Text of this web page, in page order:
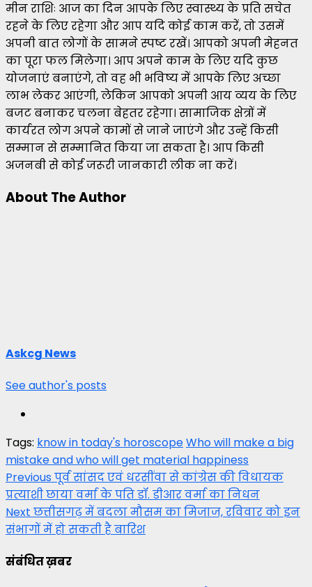
मीन राशिः आज का दिन आपके लिए स्वास्थ्य के प्रति सचेत
रहने के लिए रहेगा और आप यदि कोई काम करें, तो उसमें
अपनी बात लोगों के सामने स्पष्ट रखें। आपको अपनी मेहनत
का पूरा फल मिलेगा। आप अपने काम के लिए यदि कुछ
योजनाएं बनाएंगे, तो वह भी भविष्य में आपके लिए अच्छा
लाभ लेकर आएंगी, लेकिन आपको अपनी आय व्यय के लिए
बजट बनाकर चलना बेहतर रहेगा। सामाजिक क्षेत्रों में
कार्यरत लोग अपने कामों से जाने जाएंगे और उन्हें किसी
सम्मान से सम्मानित किया जा सकता है। आप किसी
अजनबी से कोई जरूरी जानकारी लीक ना करें।
About The Author
Askcg News
See author's posts
Tags: know in today's horoscopeWho will make a big
mistake and who will get material happiness
Post
navigation
Previousपूर्व सांसद एवं धरसींवा से कांग्रेस की विधायक
प्रत्याशी छाया वर्मा के पति डॉ. डीआर वर्मा का निधन
Next छत्तीसगढ़ में बदला मौसम का मिजाज, रविवार को इन
संभागों में हो सकती है बारिश
संबंधित ख़बर